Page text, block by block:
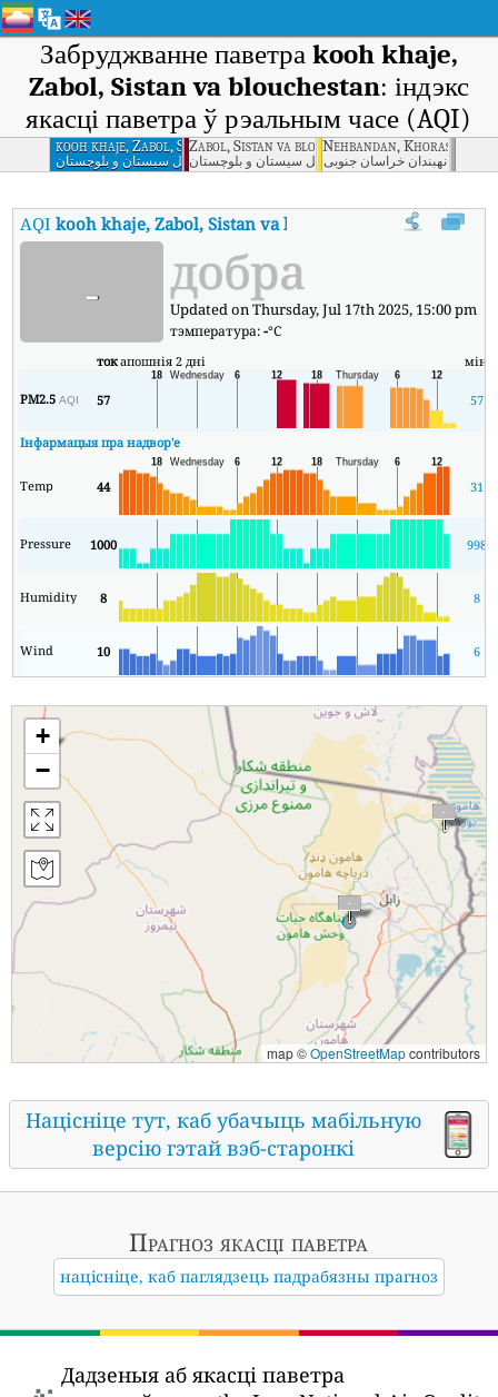
Забруджванне паветра kooh khaje,
Zabol, Sistan va blouchestan: індэкс
якасці паветра ў рэальным часе (AQI)
kooh khaje, Zabol, Sistan va blouchestan
کوه خواجه زابل سیستان و بلوچستان
Zabol, Sistan va blouchestan
زابل سیستان و بلوچستان
Nehbandan, Khorasan
نهبندان خراسان جنوبی
AQIkooh khaje, Zabol, Sistan va blouchestan Індэкс
- добра
Updated on Thursday, Jul 17th 2025, 15:00 pm
тэмпература:-°C
токапошнія 2 дні мін
PM2.5AQI 57 57
Інфармацыя пра надвор'е
Temp 44 31
Pressure 1000 998
Humidity 8 8
Wind 10 6
+
−
map ©OpenStreetMapcontributors
Націсніце тут, каб убачыць мабільную
версію гэтай вэб-старонкі
Прагноз якасці паветра
націсніце, каб паглядзець падрабязны прагноз
Дадзеныя аб якасці паветра